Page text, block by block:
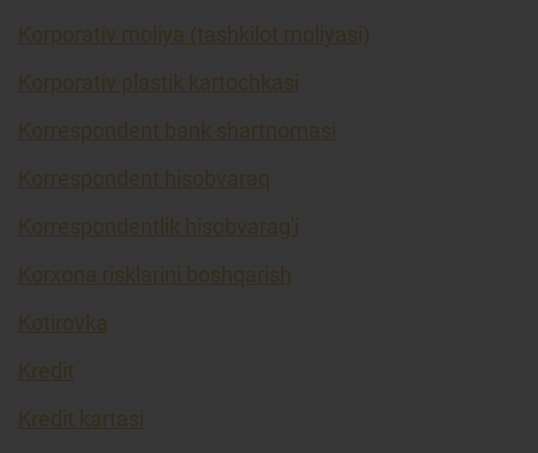
Korporativ moliya (tashkilot moliyasi)
Korporativ plastik kartochkasi
Korrespondent bank shartnomasi
Korrespondent hisobvaraq
Korrespondentlik hisobvarag'i
Korxona risklarini boshqarish
Kotirovka
Kredit
Kredit kartasi